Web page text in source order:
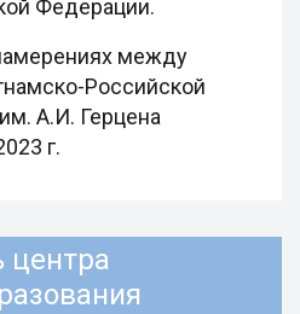
Федерации.
между
Российской
А.И. Герцена
г.
центра